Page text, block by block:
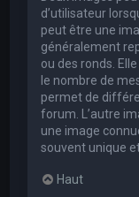
d’utilisateur
peut être une
généralement
ou des ronds.
le nombre de
permet de
forum. L’autre
une image
souvent unique
Haut